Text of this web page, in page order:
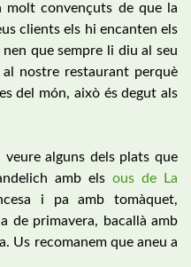
molt convençuts de que la
clients els hi encanten els
que sempre li diu al seu
nostre restaurant perquè
del món, això és degut als
alguns dels plats que
amb els ous de La
i pa amb tomàquet,
de primavera, bacallà amb
Us recomanem que aneu a